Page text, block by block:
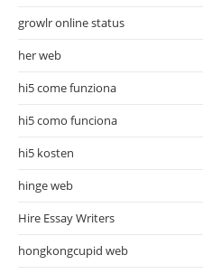
growlr online status
her web
hi5 come funziona
hi5 como funciona
hi5 kosten
hinge web
Hire Essay Writers
hongkongcupid web